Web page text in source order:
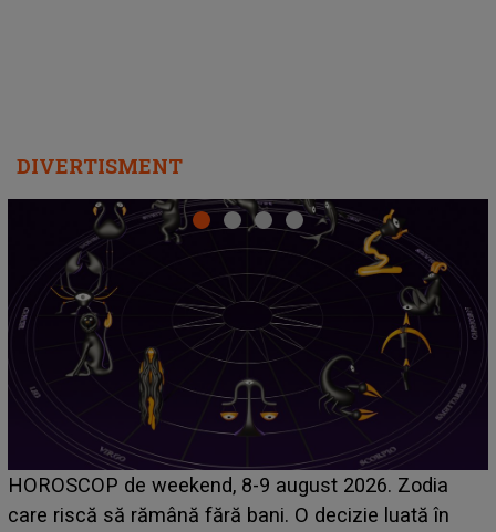
DIVERTISMENT
Emanuel a ținut ACEST DETALIU ASCUNS până
acum! În fața Alexandrei, concurentul din Casa Iubirii